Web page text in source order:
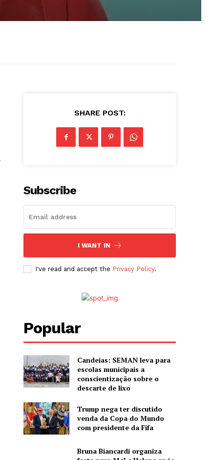
SHARE POST:
Subscribe
I WANT IN
I've read and accept the Privacy Policy.
Popular
Candeias: SEMAN leva para
escolas municipais a
conscientização sobre o
descarte de lixo
Trump nega ter discutido
venda da Copa do Mundo
com presidente da Fifa
Bruna Biancardi organiza